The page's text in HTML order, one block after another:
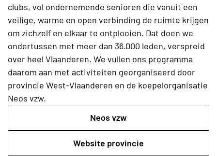
clubs, vol ondernemende senioren die vanuit een
veilige, warme en open verbinding de ruimte krijgen
om zichzelf en elkaar te ontplooien. Dat doen we
ondertussen met meer dan 36.000 leden, verspreid
over heel Vlaanderen. We vullen ons programma
daarom aan met activiteiten georganiseerd door
provincie West-Vlaanderen en de koepelorganisatie
Neos vzw.
Neos vzw
Website provincie